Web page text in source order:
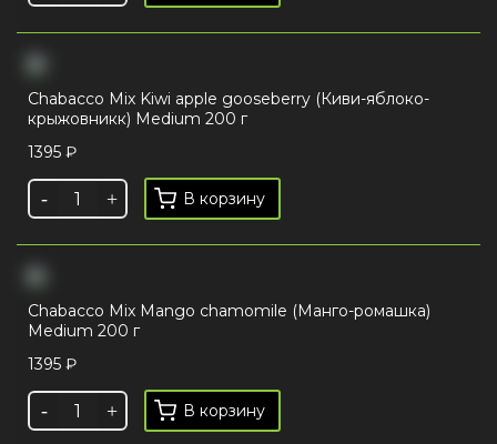
Chabacco Mix Kiwi apple gooseberry (Киви-яблоко-
крыжовникк) Medium 200 г
1395 ₽
В корзину
Chabacco Mix Mango chamomile (Манго-ромашка)
Medium 200 г
1395 ₽
В корзину